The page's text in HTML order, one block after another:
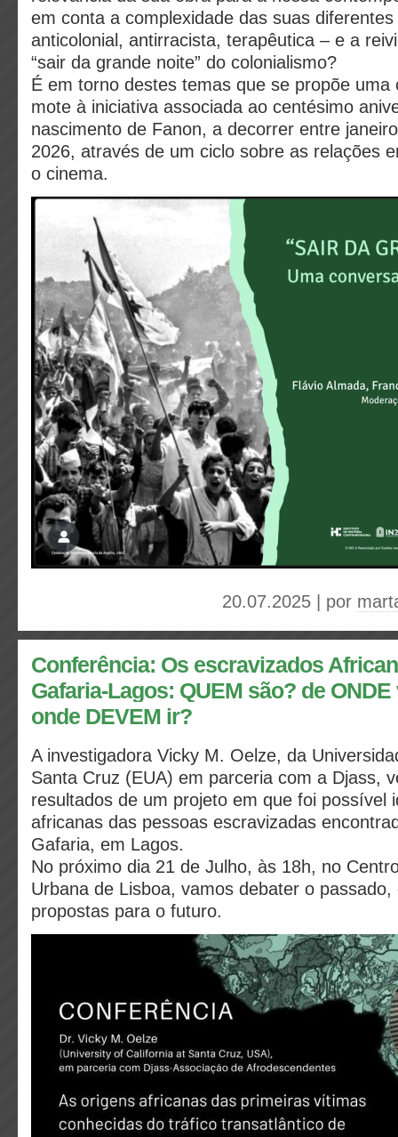
em conta a complexidade das suas
anticolonial, antirracista, terapêutica – e a
“sair da grande noite” do colonialismo?
É em torno destes temas que se propõe uma
mote à iniciativa associada ao centésimo
nascimento de Fanon, a decorrer entre
2026, através de um ciclo sobre as relações
o cinema.
20.07.2025 | por
Conferência: Os escravizados
Gafaria-Lagos: QUEM são? de
onde DEVEM ir?
A investigadora Vicky M. Oelze, da
Santa Cruz (EUA) em parceria com a Djass,
resultados de um projeto em que foi possível
africanas das pessoas escravizadas
Gafaria, em Lagos.
No próximo dia 21 de Julho, às 18h, no
Urbana de Lisboa, vamos debater o
propostas para o futuro.